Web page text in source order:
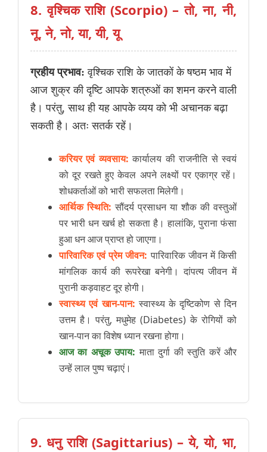
8. वृश्चिक राशि (Scorpio) – तो, ना, नी,
नू, ने, नो, या, यी, यू
ग्रहीय प्रभाव: वृश्चिक राशि के जातकों के षष्ठम भाव में
आज शुक्र की दृष्टि आपके शत्रुओं का शमन करने वाली
है। परंतु, साथ ही यह आपके व्यय को भी अचानक बढ़ा
सकती है। अतः सतर्क रहें।
करियर एवं व्यवसाय: कार्यालय की राजनीति से स्वयं
को दूर रखते हुए केवल अपने लक्ष्यों पर एकाग्र रहें।
शोधकर्ताओं को भारी सफलता मिलेगी।
आर्थिक स्थिति: सौंदर्य प्रसाधन या शौक की वस्तुओं
पर भारी धन खर्च हो सकता है। हालांकि, पुराना फंसा
हुआ धन आज प्राप्त हो जाएगा।
पारिवारिक एवं प्रेम जीवन: पारिवारिक जीवन में किसी
मांगलिक कार्य की रूपरेखा बनेगी। दांपत्य जीवन में
पुरानी कड़वाहट दूर होगी।
स्वास्थ्य एवं खान-पान: स्वास्थ्य के दृष्टिकोण से दिन
उत्तम है। परंतु, मधुमेह (Diabetes) के रोगियों को
खान-पान का विशेष ध्यान रखना होगा।
आज का अचूक उपाय: माता दुर्गा की स्तुति करें और
उन्हें लाल पुष्प चढ़ाएं।
9. धनु राशि (Sagittarius) – ये, यो, भा,